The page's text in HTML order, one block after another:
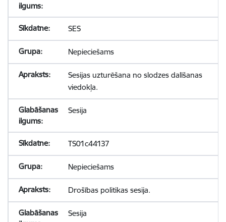
SES
Nepieciešams
Sesijas uzturēšana no slodzes dalīšanas
viedokļa.
Sesija
TS01c44137
Nepieciešams
Drošības politikas sesija.
Sesija